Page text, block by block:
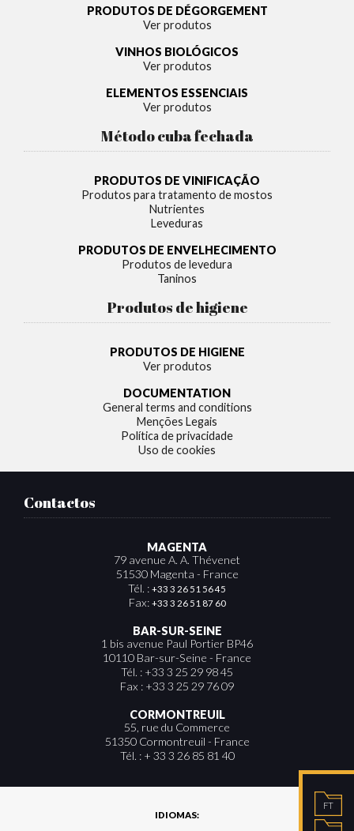
FT
PRODUTOS DE DÉGORGEMENT
Ver produtos
VINHOS BIOLÓGICOS
Ver produtos
ELEMENTOS ESSENCIAIS
Ver produtos
Método cuba fechada
PRODUTOS DE VINIFICAÇÃO
Produtos para tratamento de mostos
Nutrientes
Leveduras
PRODUTOS DE ENVELHECIMENTO
Produtos de levedura
Taninos
Produtos de higiene
PRODUTOS DE HIGIENE
Ver produtos
DOCUMENTATION
General terms and conditions
Menções Legais
Política de privacidade
Uso de cookies
Contactos
MAGENTA
79 avenue A. A. Thévenet
51530 Magenta - France
Tél. : +33 3 26 51 56 45
Fax: +33 3 26 51 87 60
BAR-SUR-SEINE
1 bis avenue Paul Portier BP46
10110 Bar-sur-Seine - France
Tél. : +33 3 25 29 98 45
Fax : +33 3 25 29 76 09
CORMONTREUIL
55, rue du Commerce
51350 Cormontreuil - France
Tél. : + 33 3 26 85 81 40
IDIOMAS: